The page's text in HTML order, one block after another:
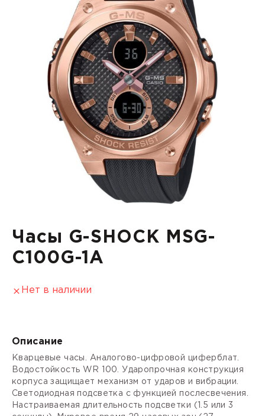
Часы G-SHOCK MSG-
C100G-1A
Нет в наличии
Описание
Кварцевые часы. Аналогово-цифровой циферблат.
Водостойкость WR 100. Ударопрочная конструкция
корпуса защищает механизм от ударов и вибрации.
Светодиодная подсветка с функцией послесвечения.
Настраиваемая длительность подсветки (1.5 или 3